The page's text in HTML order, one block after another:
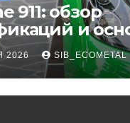
911: обзор
и
2026 SIB_ECOMETAL